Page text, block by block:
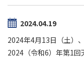
2024.04.19
2024年4月13日（土）
2024（令和6）年第1